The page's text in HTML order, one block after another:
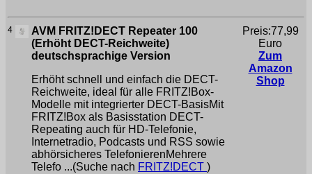
4
AVM FRITZ!DECT Repeater 100
(Erhöht DECT-Reichweite)
deutschsprachige Version
Erhöht schnell und einfach die DECT-
Reichweite, ideal für alle FRITZ!Box-
Modelle mit integrierter DECT-BasisMit
FRITZ!Box als Basisstation DECT-
Repeating auch für HD-Telefonie,
Internetradio, Podcasts und RSS sowie
abhörsicheres TelefonierenMehrere
Telefo ...(Suche nach FRITZ!DECT )
Preis:77,99
Euro
Zum
Amazon
Shop